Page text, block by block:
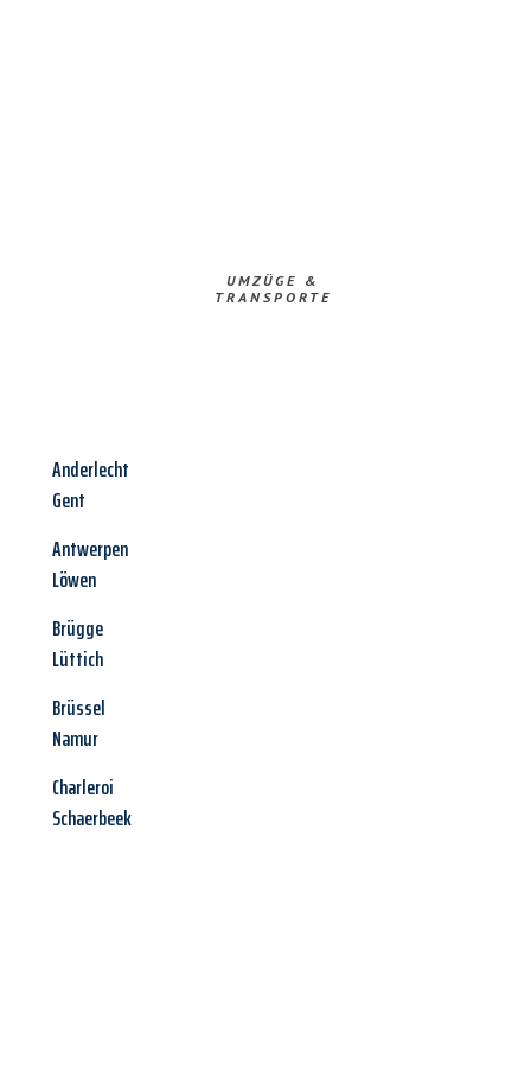
UMZÜGE &
TRANSPORTE
Anderlecht
Gent
Antwerpen
Löwen
Brügge
Lüttich
Brüssel
Namur
Charleroi
Schaerbeek